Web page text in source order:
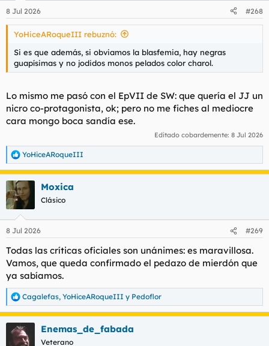
e
s
8 Jul 2026 #268
YoHiceARoqueIII rebuznó:
Si es que además, si obviamos la blasfemia, hay negras
guapísimas y no jodidos monos pelados color charol.
Lo mismo me pasó con el EpVII de SW: que quería el JJ un
nicro co-protagonista, ok; pero no me fiches al mediocre
cara mongo boca sandía ese.
Editado cobardemente: 8 Jul 2026
R
e
a
c
c
i
e
:
YoHiceARoqueIII
Moxica
Clásico
8 Jul 2026 #269
Todas las críticas oficiales son unánimes: es maravillosa.
Vamos, que queda confirmado el pedazo de mierdón que
ya sabíamos.
R
e
a
c
Cagalefas, YoHiceARoqueIII y Pedoflor
Enemas_de_fabada
Veterano